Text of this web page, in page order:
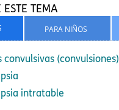
PARA NIÑOS
ESTE TEMA
convulsivas (convulsiones)
intratable